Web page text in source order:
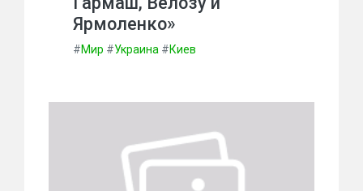
Ярмоленко»
#Мир #Украина #Киев